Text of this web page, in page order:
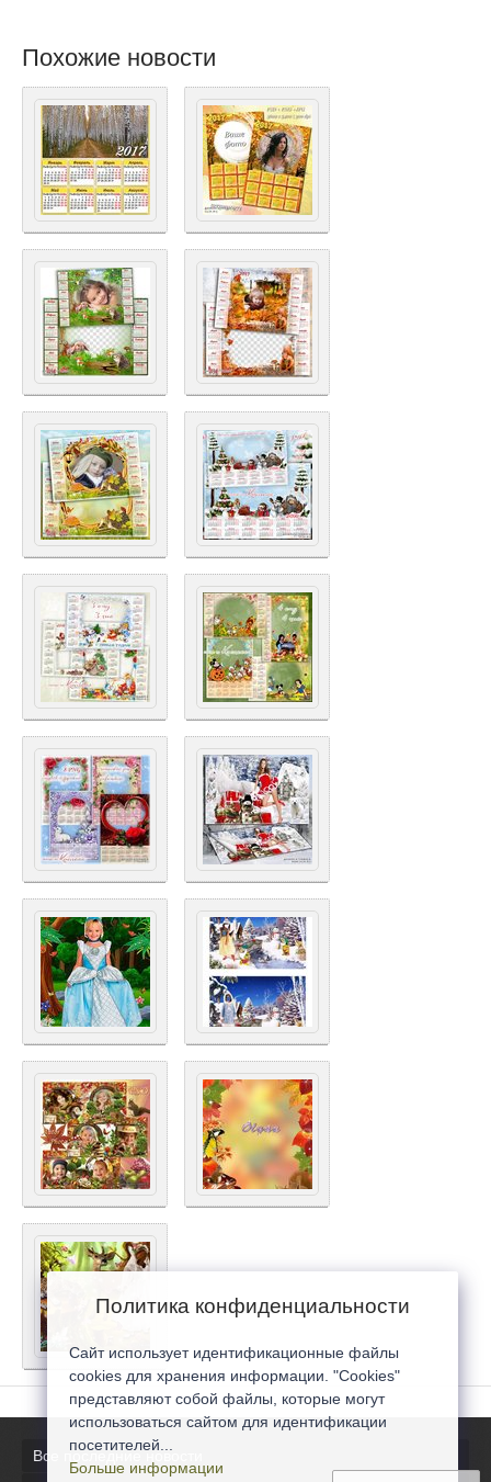
Похожие новости
Все последние новости
Политика конфиденциальности
Сайт использует идентификационные файлы
cookies для хранения информации. "Cookies"
представляют собой файлы, которые могут
использоваться сайтом для идентификации
посетителей...
Больше информации